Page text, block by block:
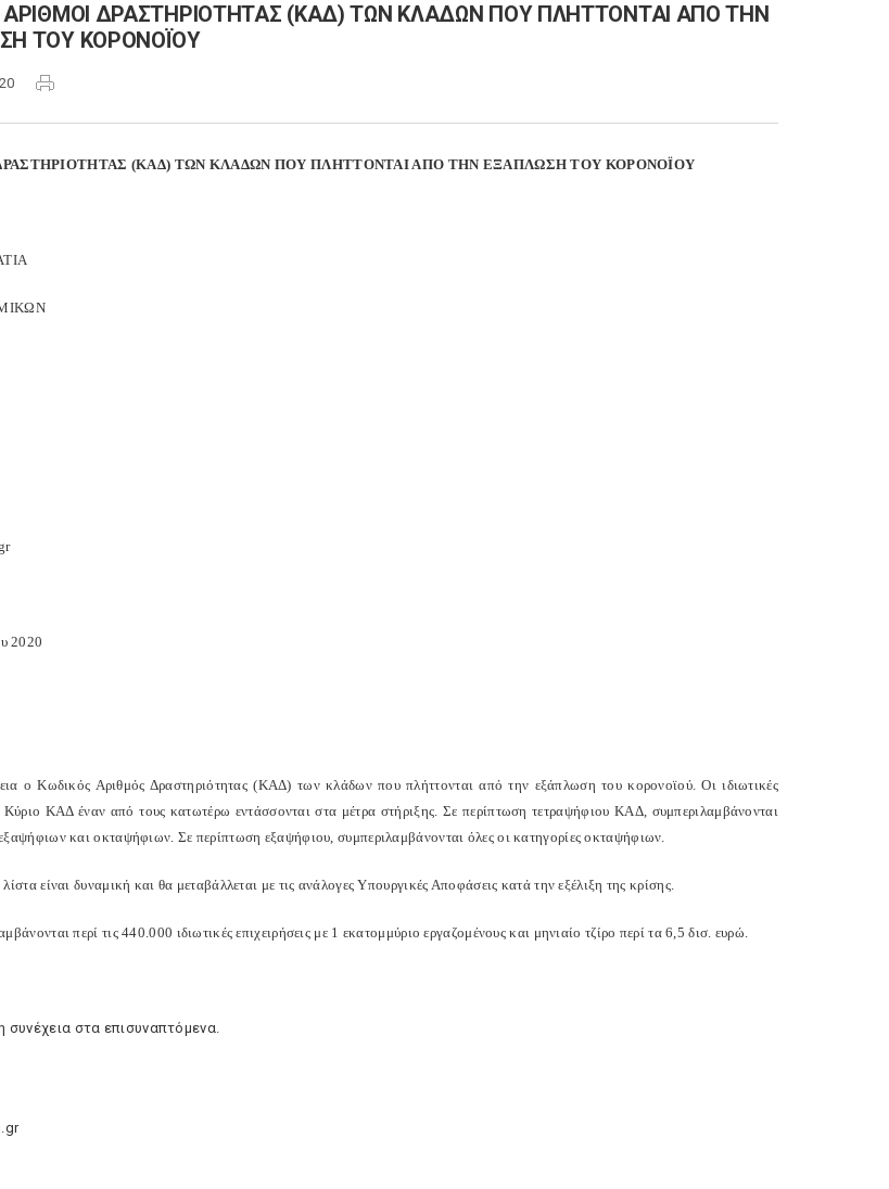
ΑΡΙΘΜΟΙ ΔΡΑΣΤΗΡΙΟΤΗΤΑΣ (ΚΑΔ) ΤΩΝ ΚΛΑΔΩΝ ΠΟΥ ΠΛΗΤΤΟΝΤΑΙ ΑΠΟ ΤΗΝ
ΤΟΥ ΚΟΡΟΝΟΪΟΥ
(ΚΑΔ) ΤΩΝ ΚΛΑΔΩΝ ΠΟΥ ΠΛΗΤΤΟΝΤΑΙ ΑΠΟ ΤΗΝ ΕΞΑΠΛΩΣΗ ΤΟΥ ΚΟΡΟΝΟΪΟΥ
2020
ο Κωδικός Αριθμός Δραστηριότητας (ΚΑΔ) των κλάδων που πλήττονται από την εξάπλωση του κορονοϊού. Οι ιδιωτικές
Κύριο ΚΑΔ έναν από τους κατωτέρω εντάσσονται στα μέτρα στήριξης. Σε περίπτωση τετραψήφιου ΚΑΔ, συμπεριλαμβάνονται
και οκταψήφιων. Σε περίπτωση εξαψήφιου, συμπεριλαμβάνονται όλες οι κατηγορίες οκταψήφιων.
είναι δυναμική και θα μεταβάλλεται με τις ανάλογες Υπουργικές Αποφάσεις κατά την εξέλιξη της κρίσης.
περί τις 440.000 ιδιωτικές επιχειρήσεις με 1 εκατομμύριο εργαζομένους και μηνιαίο τζίρο περί τα 6,5 δισ. ευρώ.
συνέχεια στα επισυναπτόμενα.